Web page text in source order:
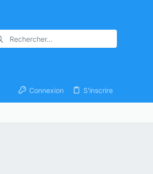
Connexion S'inscrire